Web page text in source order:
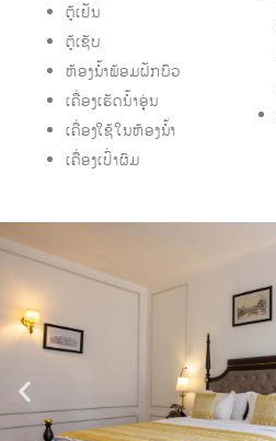
ຕູ້ເຢັນ
ຕູ້ເຊັບ
ຫ້ອງນ້ຳພ້ອມຝັກບົວ
ເຄື່ອງເຮັດນໍ້າອຸ່ນ
ເຄື່ອງໃຊ້ໃນຫ້ອງນ້ຳ
ເຄື່ອງເປົ່າຜົມ